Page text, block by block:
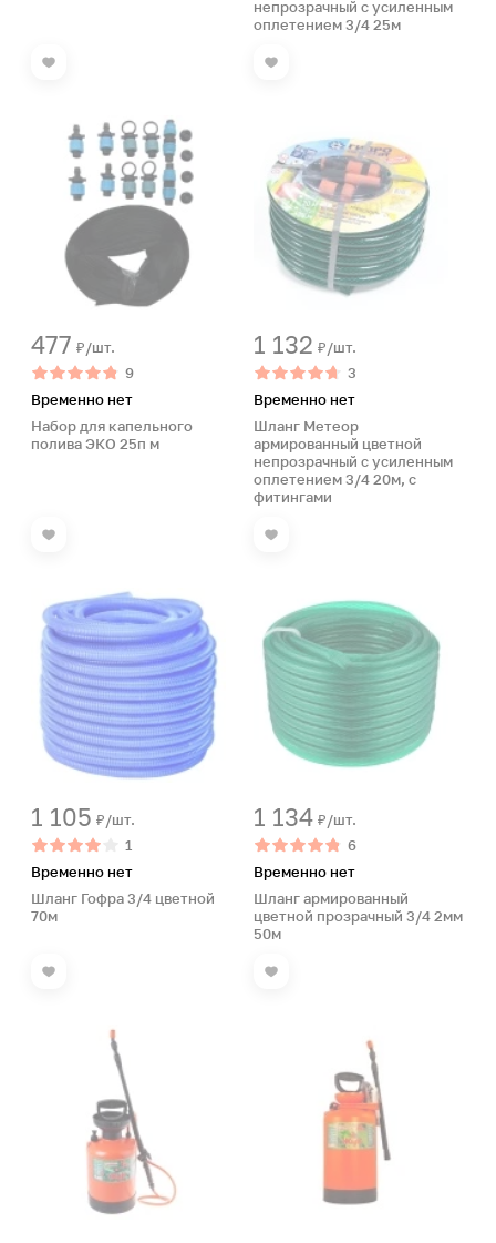
непрозрачный с усиленным
оплетением 3/4 25м
477 ₽/шт.
9
Временно нет
Набор для капельного
полива ЭКО 25п м
1 132 ₽/шт.
3
Временно нет
Шланг Метеор
армированный цветной
непрозрачный с усиленным
оплетением 3/4 20м, с
фитингами
1 105 ₽/шт.
1
Временно нет
Шланг Гофра 3/4 цветной
70м
1 134 ₽/шт.
6
Временно нет
Шланг армированный
цветной прозрачный 3/4 2мм
50м